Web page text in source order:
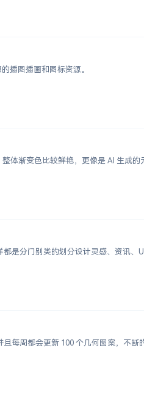
插图插画和图标资源。
渐变色比较鲜艳，更像是 AI 生成的
是分门别类的划分设计灵感、资讯、
每周都会更新 100 个几何图案，不